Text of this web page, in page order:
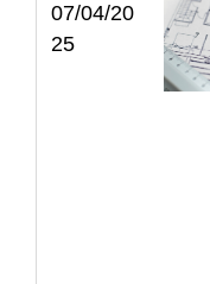
07/04/20
25